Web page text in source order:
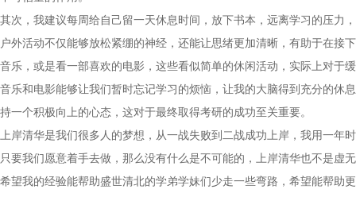
其次，我建议每周给自己留一天休息时间，放下书本，远离学习的压力
户外活动不仅能够放松紧绷的神经，还能让思绪更加清晰，有助于在接
音乐，或是看一部喜欢的电影，这些看似简单的休闲活动，实际上对于
音乐和电影能够让我们暂时忘记学习的烦恼，让我的大脑得到充分的休
持一个积极向上的心态，这对于最终取得考研的成功至关重要。
上岸清华是我们很多人的梦想，从一战失败到二战成功上岸，我用一年
只要我们愿意着手去做，那么没有什么是不可能的，上岸清华也不是虚
希望我的经验能帮助盛世清北的学弟学妹们少走一些弯路，希望能帮助